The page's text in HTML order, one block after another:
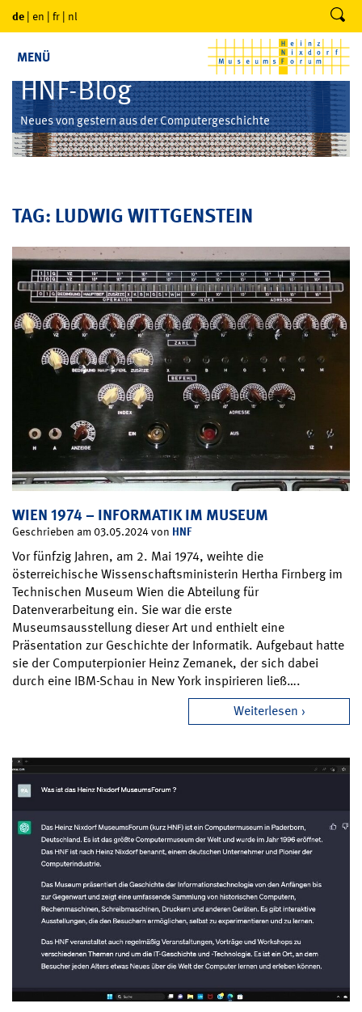
de | en | fr | nl
MENÜ
HNF-Blog
Neues von gestern aus der Computergeschichte
TAG: LUDWIG WITTGENSTEIN
WIEN 1974 – INFORMATIK IM MUSEUM
Geschrieben am 03.05.2024 von HNF
Vor fünfzig Jahren, am 2. Mai 1974, weihte die
österreichische Wissenschaftsministerin Hertha Firnberg im
Technischen Museum Wien die Abteilung für
Datenverarbeitung ein. Sie war die erste
Museumsausstellung dieser Art und enthielt eine
Präsentation zur Geschichte der Informatik. Aufgebaut hatte
sie der Computerpionier Heinz Zemanek, der sich dabei
durch eine IBM-Schau in New York inspirieren ließ….
Weiterlesen